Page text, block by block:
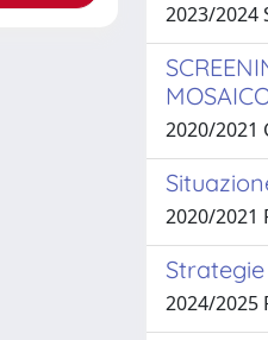
2023/2024
2020/2021
2020/2021
2024/2025